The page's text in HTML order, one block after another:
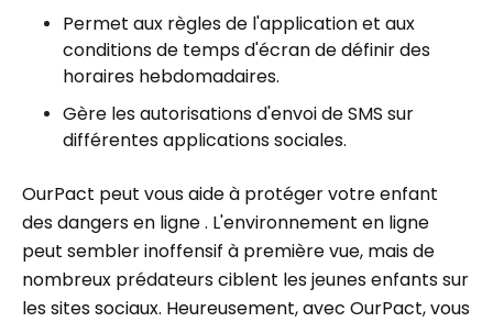
Permet aux règles de l'application et aux
conditions de temps d'écran de définir des
horaires hebdomadaires.
Gère les autorisations d'envoi de SMS sur
différentes applications sociales.
OurPact peut vous aide à protéger votre enfant
des dangers en ligne . L'environnement en ligne
peut sembler inoffensif à première vue, mais de
nombreux prédateurs ciblent les jeunes enfants sur
les sites sociaux. Heureusement, avec OurPact, vous